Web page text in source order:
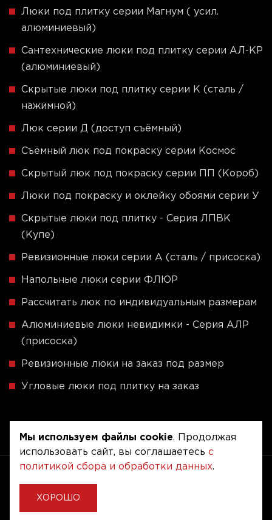
Люки под плитку серии Магнум ( усил.
алюминиевый)
Сантехнические люки под плитку серии АЛ-КР
(алюминиевый)
Скрытые люки под плитку серии K (сталь /
нажимной)
Люк серии Д (доступ съёмный)
Съёмный люк под покраску серии Космос
Скрытый люк под покраску серии ПП (Короб)
Люки под покраску и оклейку обоями серии У
Скрытые люки под плитку - Серия ЛПВК
(Купе)
Ревизионные люки серии A (сталь / присоска)
Напольные люки серии ФЛЮР
Рассчитать люк по индивидуальным размерам
Алюминиевые люки невидимки - Серия АЛР
(присоска)
Ревизионные люки на заказ под размер
Угловые люки под плитку на заказ
Copyright © 2020 - 2026. Люкер, ревизионные
сантехнические люки.
Разработка и продвижение -
Мы используем файлы cookie. Продолжая
использовать сайт, вы соглашаетесь с
политикой сбора и обработки данных.
ХОРОШО